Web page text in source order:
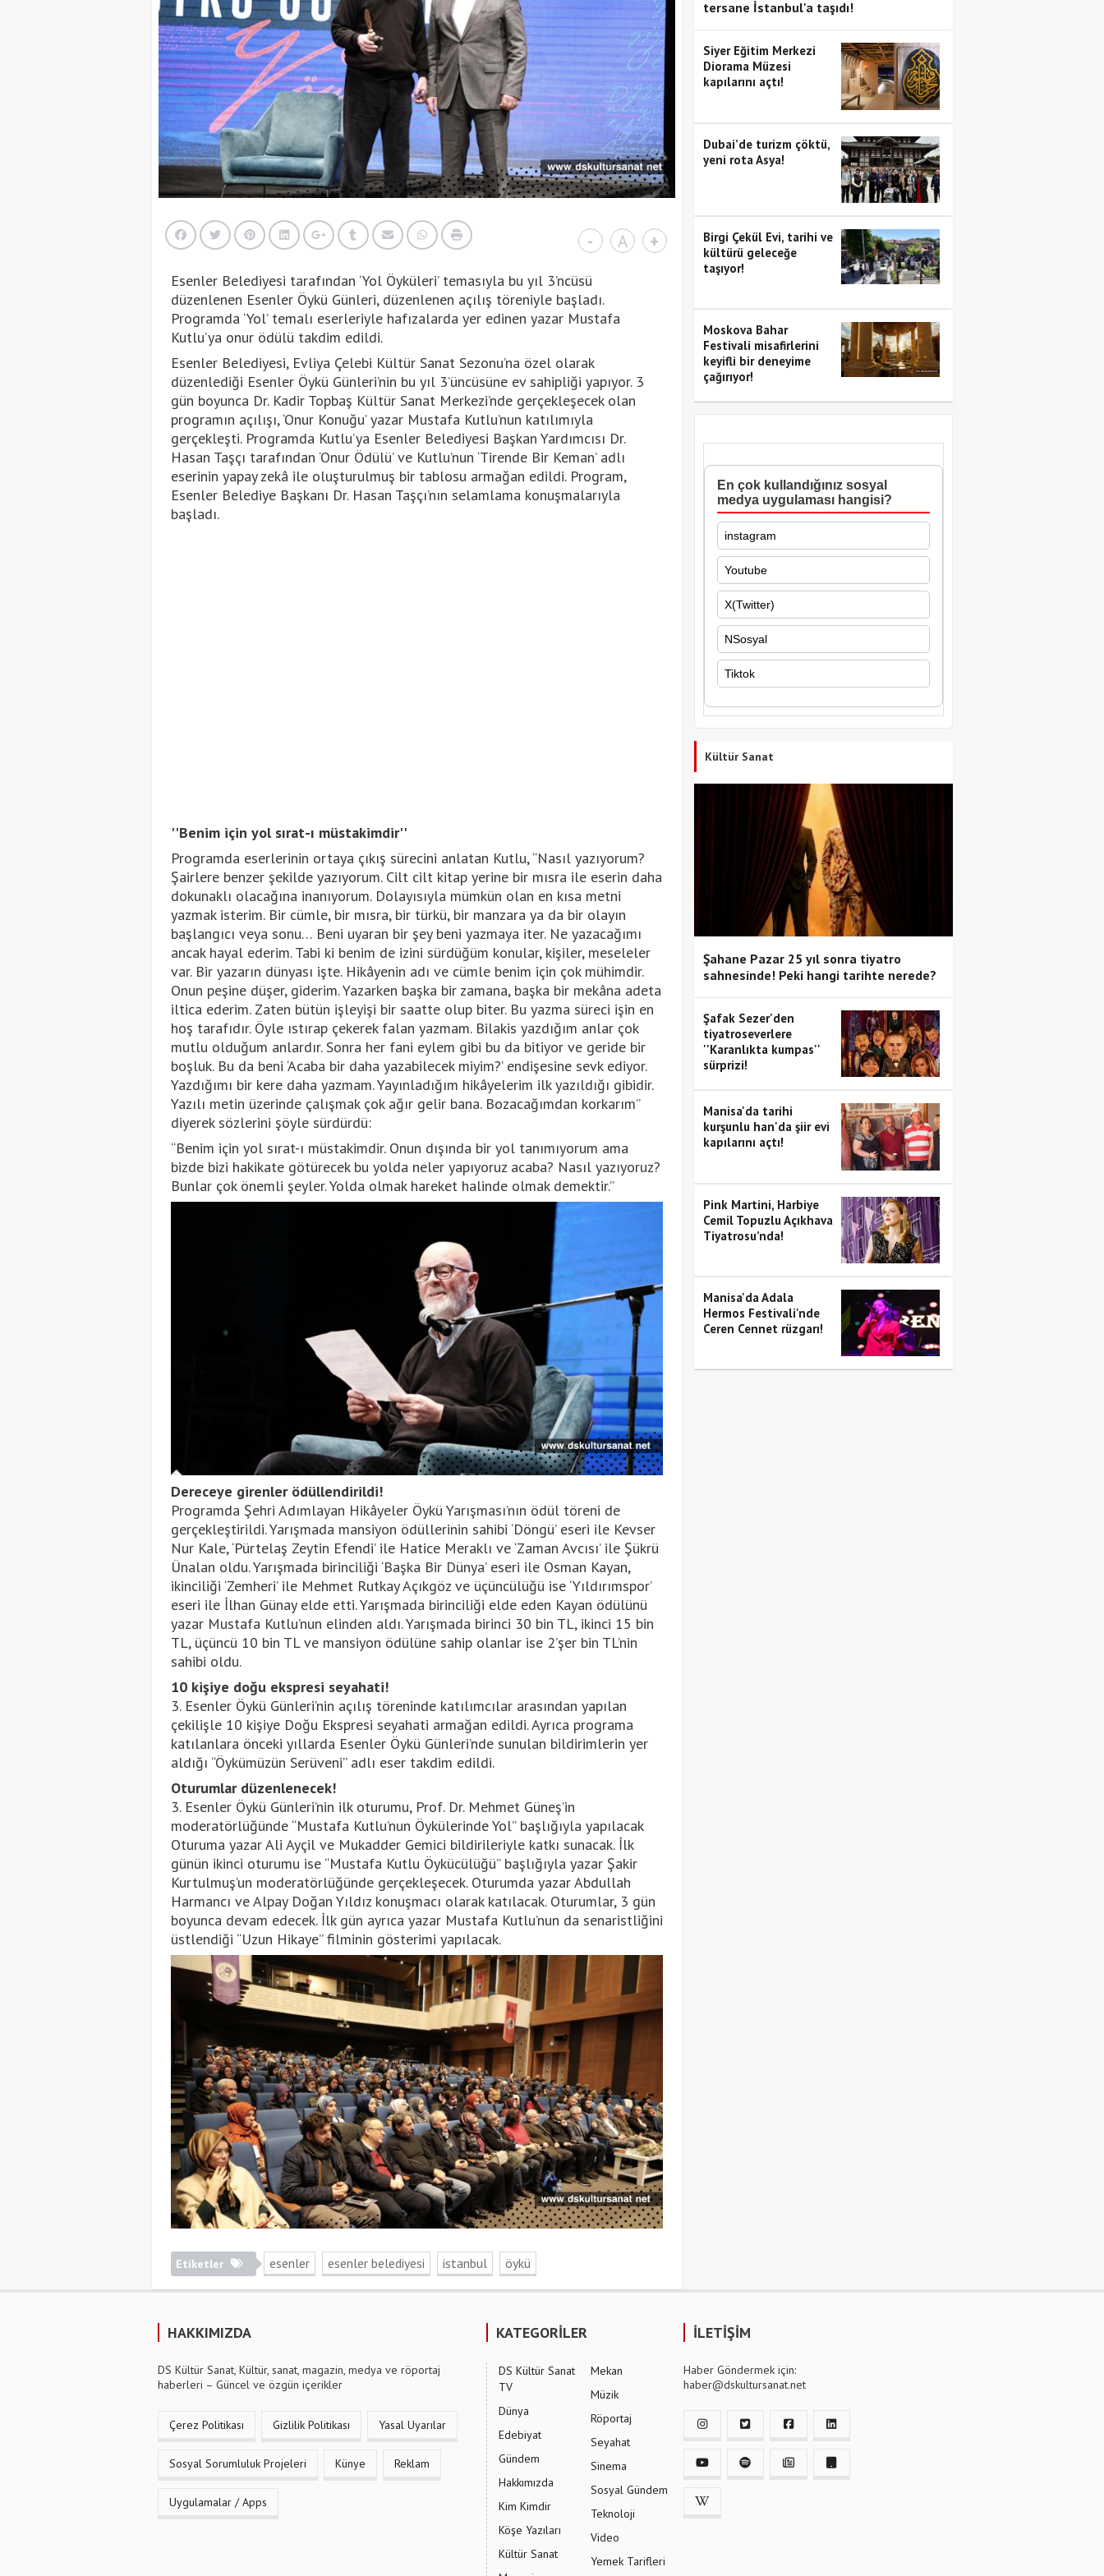
- A +
Esenler Belediyesi tarafından ‘Yol Öyküleri’ temasıyla bu yıl 3’ncüsü
düzenlenen Esenler Öykü Günleri, düzenlenen açılış töreniyle başladı.
Programda ‘Yol’ temalı eserleriyle hafızalarda yer edinen yazar Mustafa
Kutlu’ya onur ödülü takdim edildi.
Esenler Belediyesi, Evliya Çelebi Kültür Sanat Sezonu’na özel olarak
düzenlediği Esenler Öykü Günleri’nin bu yıl 3’üncüsüne ev sahipliği yapıyor. 3
gün boyunca Dr. Kadir Topbaş Kültür Sanat Merkezi’nde gerçekleşecek olan
programın açılışı, ‘Onur Konuğu’ yazar Mustafa Kutlu’nun katılımıyla
gerçekleşti. Programda Kutlu’ya Esenler Belediyesi Başkan Yardımcısı Dr.
Hasan Taşçı tarafından ‘Onur Ödülü’ ve Kutlu’nun ‘Tirende Bir Keman’ adlı
eserinin yapay zekâ ile oluşturulmuş bir tablosu armağan edildi. Program,
Esenler Belediye Başkanı Dr. Hasan Taşçı’nın selamlama konuşmalarıyla
başladı.
''Benim için yol sırat-ı müstakimdir''
Programda eserlerinin ortaya çıkış sürecini anlatan Kutlu, “Nasıl yazıyorum?
Şairlere benzer şekilde yazıyorum. Cilt cilt kitap yerine bir mısra ile eserin daha
dokunaklı olacağına inanıyorum. Dolayısıyla mümkün olan en kısa metni
yazmak isterim. Bir cümle, bir mısra, bir türkü, bir manzara ya da bir olayın
başlangıcı veya sonu… Beni uyaran bir şey beni yazmaya iter. Ne yazacağımı
ancak hayal ederim. Tabi ki benim de izini sürdüğüm konular, kişiler, meseleler
var. Bir yazarın dünyası işte. Hikâyenin adı ve cümle benim için çok mühimdir.
Onun peşine düşer, giderim. Yazarken başka bir zamana, başka bir mekâna adeta
iltica ederim. Zaten bütün işleyişi bir saatte olup biter. Bu yazma süreci işin en
hoş tarafıdır. Öyle ıstırap çekerek falan yazmam. Bilakis yazdığım anlar çok
mutlu olduğum anlardır. Sonra her fani eylem gibi bu da bitiyor ve geride bir
boşluk. Bu da beni ‘Acaba bir daha yazabilecek miyim?’ endişesine sevk ediyor.
Yazdığımı bir kere daha yazmam. Yayınladığım hikâyelerim ilk yazıldığı gibidir.
Yazılı metin üzerinde çalışmak çok ağır gelir bana. Bozacağımdan korkarım”
diyerek sözlerini şöyle sürdürdü:
“Benim için yol sırat-ı müstakimdir. Onun dışında bir yol tanımıyorum ama
bizde bizi hakikate götürecek bu yolda neler yapıyoruz acaba? Nasıl yazıyoruz?
Bunlar çok önemli şeyler. Yolda olmak hareket halinde olmak demektir.”
Dereceye girenler ödüllendirildi!
Programda Şehri Adımlayan Hikâyeler Öykü Yarışması’nın ödül töreni de
gerçekleştirildi. Yarışmada mansiyon ödüllerinin sahibi ‘Döngü’ eseri ile Kevser
Nur Kale, ‘Pürtelaş Zeytin Efendi’ ile Hatice Meraklı ve ‘Zaman Avcısı’ ile Şükrü
Ünalan oldu. Yarışmada birinciliği ‘Başka Bir Dünya’ eseri ile Osman Kayan,
ikinciliği ‘Zemheri’ ile Mehmet Rutkay Açıkgöz ve üçüncülüğü ise ‘Yıldırımspor’
eseri ile İlhan Günay elde etti. Yarışmada birinciliği elde eden Kayan ödülünü
yazar Mustafa Kutlu’nun elinden aldı. Yarışmada birinci 30 bin TL, ikinci 15 bin
TL, üçüncü 10 bin TL ve mansiyon ödülüne sahip olanlar ise 2’şer bin TL’nin
sahibi oldu.
10 kişiye doğu ekspresi seyahati!
3. Esenler Öykü Günleri’nin açılış töreninde katılımcılar arasından yapılan
çekilişle 10 kişiye Doğu Ekspresi seyahati armağan edildi. Ayrıca programa
katılanlara önceki yıllarda Esenler Öykü Günleri’nde sunulan bildirimlerin yer
aldığı “Öykümüzün Serüveni” adlı eser takdim edildi.
Oturumlar düzenlenecek!
3. Esenler Öykü Günleri’nin ilk oturumu, Prof. Dr. Mehmet Güneş’in
moderatörlüğünde “Mustafa Kutlu’nun Öykülerinde Yol” başlığıyla yapılacak
Oturuma yazar Ali Ayçil ve Mukadder Gemici bildirileriyle katkı sunacak. İlk
günün ikinci oturumu ise “Mustafa Kutlu Öykücülüğü” başlığıyla yazar Şakir
Kurtulmuş’un moderatörlüğünde gerçekleşecek. Oturumda yazar Abdullah
Harmancı ve Alpay Doğan Yıldız konuşmacı olarak katılacak. Oturumlar, 3 gün
boyunca devam edecek. İlk gün ayrıca yazar Mustafa Kutlu’nun da senaristliğini
üstlendiği “Uzun Hikaye” filminin gösterimi yapılacak.
Etiketler esenler esenler belediyesi istanbul öykü
tersane İstanbul'a taşıdı!
Siyer Eğitim Merkezi
Diorama Müzesi
kapılarını açtı!
Dubai’de turizm çöktü,
yeni rota Asya!
Birgi Çekül Evi, tarihi ve
kültürü geleceğe
taşıyor!
Moskova Bahar
Festivali misafirlerini
keyifli bir deneyime
çağırıyor!
En çok kullandığınız sosyal
medya uygulaması hangisi?
instagram
Youtube
X(Twitter)
NSosyal
Tiktok
Kültür Sanat
Şahane Pazar 25 yıl sonra tiyatro
sahnesinde! Peki hangi tarihte nerede?
Şafak Sezer'den
tiyatroseverlere
''Karanlıkta kumpas''
sürprizi!
Manisa'da tarihi
kurşunlu han'da şiir evi
kapılarını açtı!
Pink Martini, Harbiye
Cemil Topuzlu Açıkhava
Tiyatrosu’nda!
Manisa'da Adala
Hermos Festivali'nde
Ceren Cennet rüzgarı!
HAKKIMIZDA
DS Kültür Sanat, Kültür, sanat, magazin, medya ve röportaj
haberleri – Güncel ve özgün içerikler
Çerez Politikası Gizlilik Politikası Yasal Uyarılar
Sosyal Sorumluluk Projeleri Künye Reklam
Uygulamalar / Apps
KATEGORİLER
DS Kültür Sanat
TV
Dünya
Edebiyat
Gündem
Hakkımızda
Kim Kimdir
Köşe Yazıları
Kültür Sanat
Mekan
Müzik
Röportaj
Seyahat
Sinema
Sosyal Gündem
Teknoloji
Video
Yemek Tarifleri
İLETİŞİM
Haber Göndermek için:
haber@dskultursanat.net